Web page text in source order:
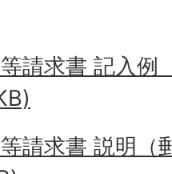
請求書 記入例
請求書 説明（